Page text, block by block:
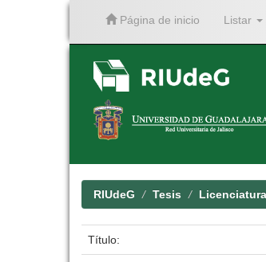
Página de inicio Listar
RIUdeG Tesis Licenciatura
Título: